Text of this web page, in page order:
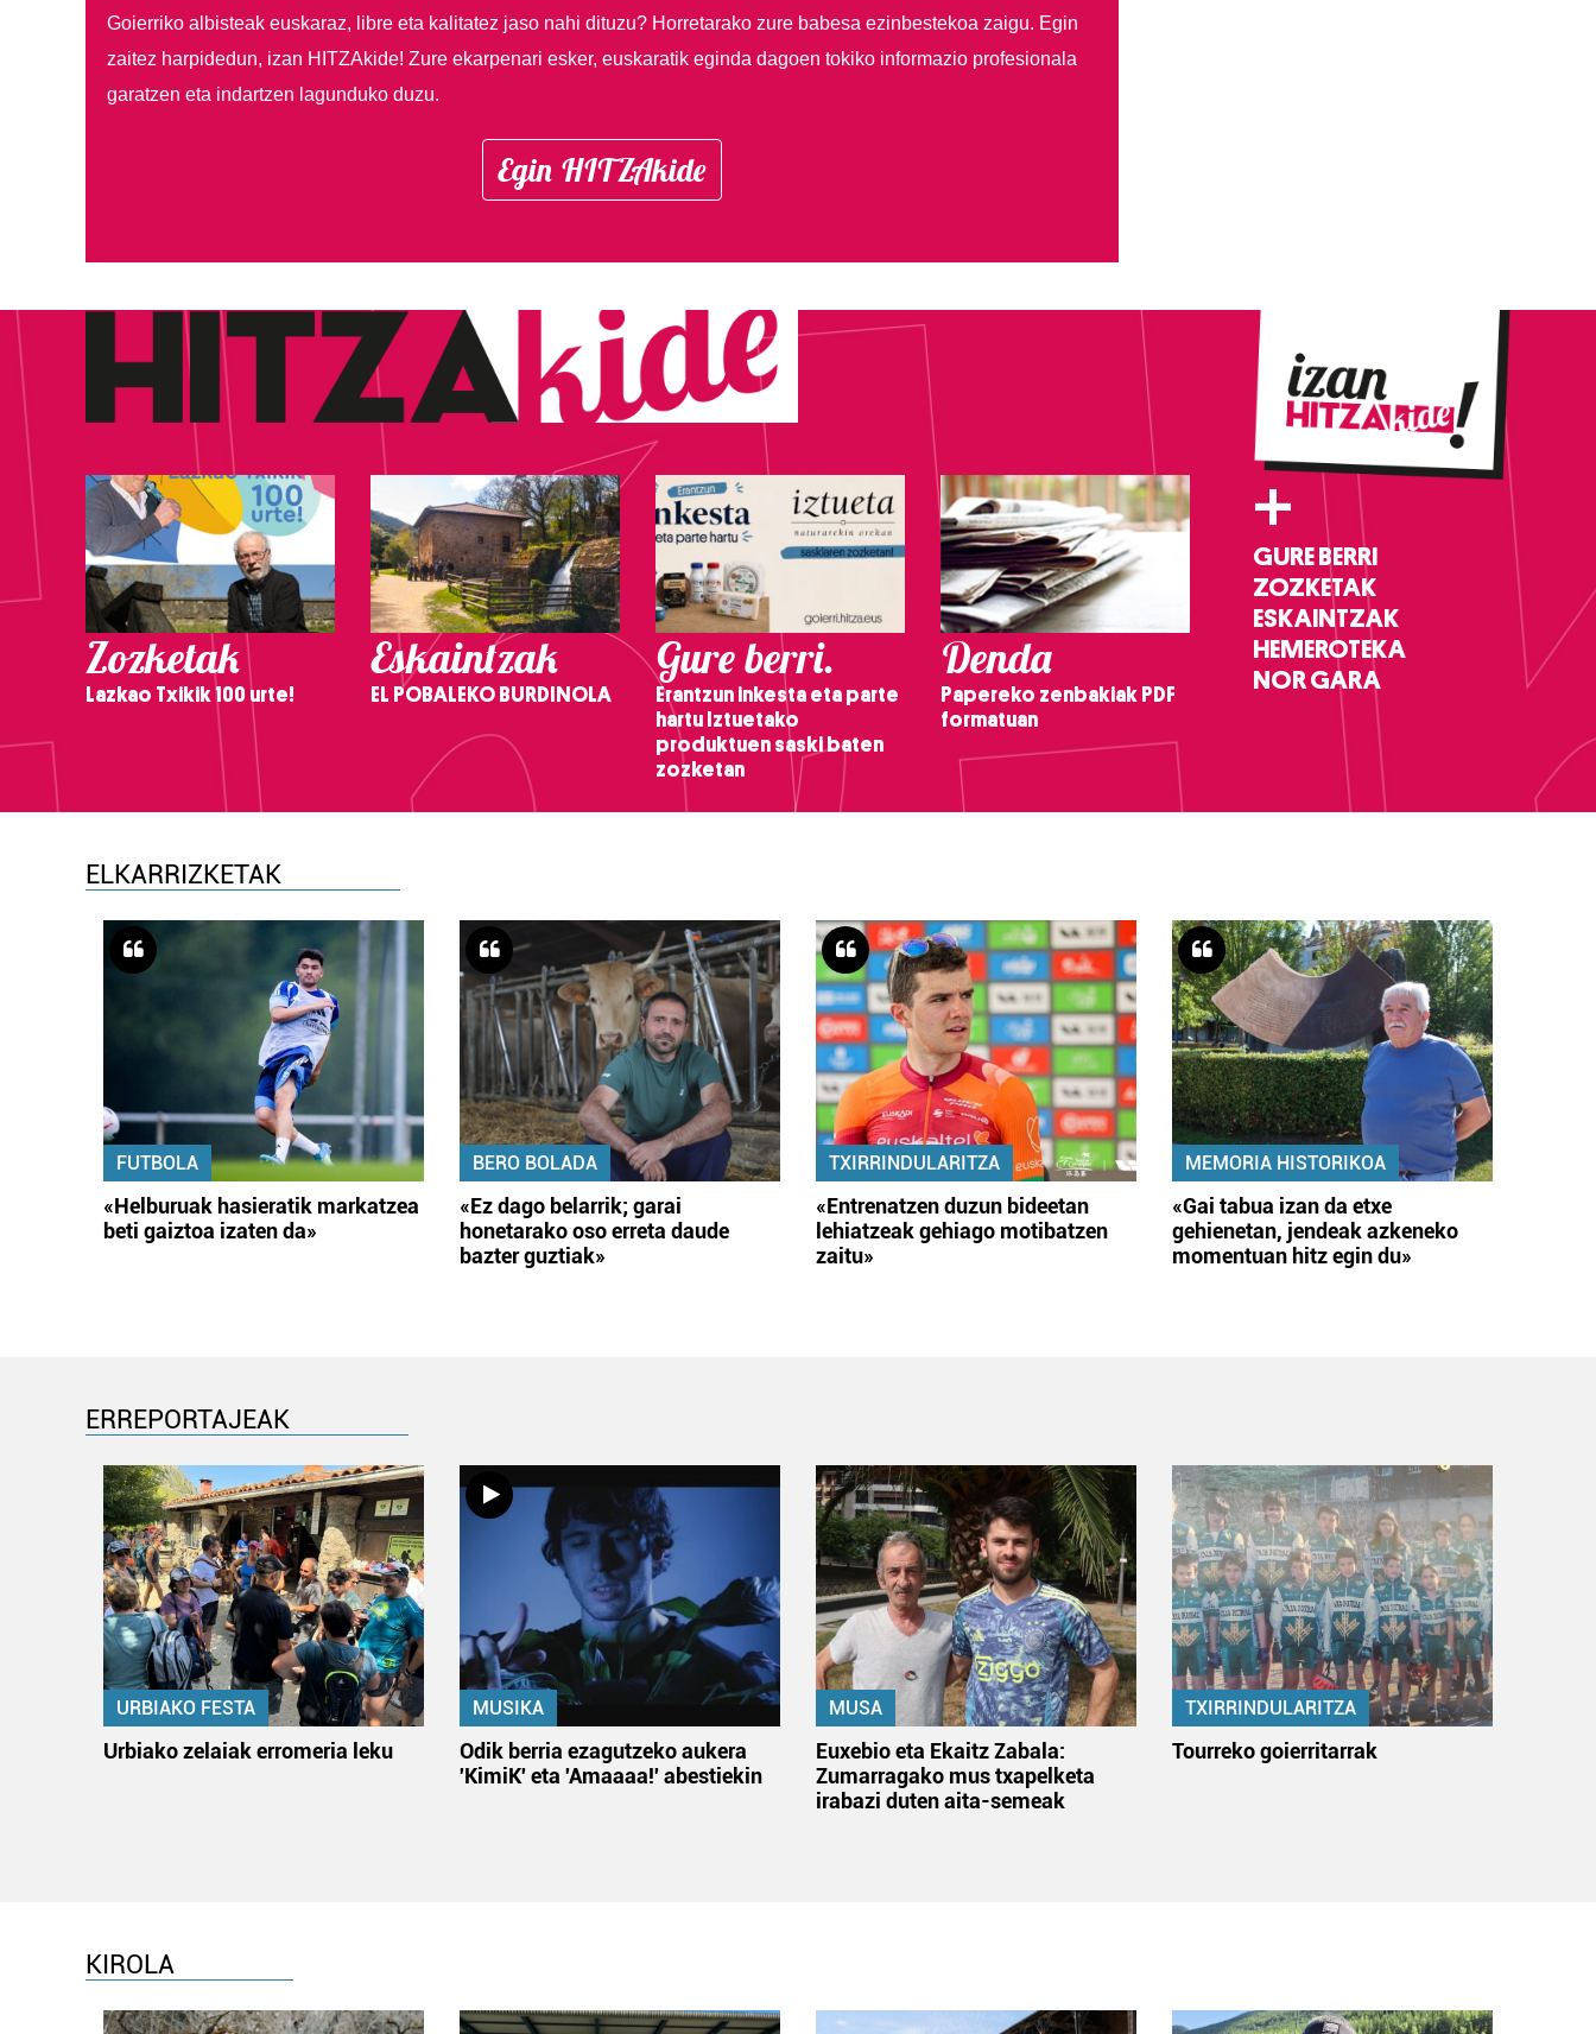
Goierriko albisteak euskaraz, libre eta kalitatez jaso nahi dituzu? Horretarako zure babesa ezinbestekoa zaigu. Egin
zaitez harpidedun, izan HITZAkide! Zure ekarpenari esker, euskaratik eginda dagoen tokiko informazio profesionala
garatzen eta indartzen lagunduko duzu.
Egin HITZAkide
Zozketak
Lazkao Txikik 100 urte!
Eskaintzak
EL POBALEKO BURDINOLA
Gure berri.
Erantzun inkesta eta parte
hartu Iztuetako
produktuen saski baten
zozketan
Denda
Papereko zenbakiak PDF
formatuan
+
GURE BERRI
ZOZKETAK
ESKAINTZAK
HEMEROTEKA
NOR GARA
ELKARRIZKETAK
FUTBOLA
«Helburuak hasieratik markatzea
beti gaiztoa izaten da»
BERO BOLADA
«Ez dago belarrik; garai
honetarako oso erreta daude
bazter guztiak»
TXIRRINDULARITZA
«Entrenatzen duzun bideetan
lehiatzeak gehiago motibatzen
zaitu»
MEMORIA HISTORIKOA
«Gai tabua izan da etxe
gehienetan, jendeak azkeneko
momentuan hitz egin du»
ERREPORTAJEAK
URBIAKO FESTA
Urbiako zelaiak erromeria leku
MUSIKA
Odik berria ezagutzeko aukera
'KimiK' eta 'Amaaaa!' abestiekin
MUSA
Euxebio eta Ekaitz Zabala:
Zumarragako mus txapelketa
irabazi duten aita-semeak
TXIRRINDULARITZA
Tourreko goierritarrak
KIROLA